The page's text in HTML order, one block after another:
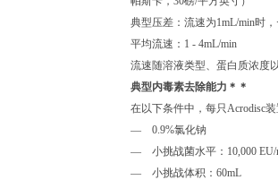
典型压差：流速为1mL/min时
平均流速：1 - 4mL/min
流速随溶液类型、蛋白质浓度
典型内毒素去除能力＊＊
在以下条件中，每只Acrodisc
— 0.9%氯化钠
— 小挑战菌水平：10,000 EU/
— 小挑战体积：60mL